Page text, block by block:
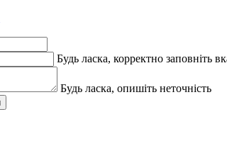
Будь ласка, корректно заповніть
Будь ласка, опишіть неточність